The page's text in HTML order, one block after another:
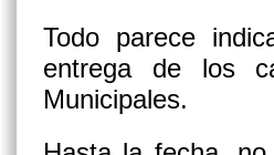
Todo parece
entrega de los
Municipales.